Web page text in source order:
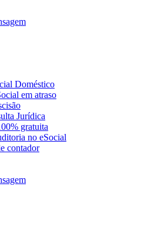
Doméstico
em atraso
Jurídica
gratuita
no eSocial
contador